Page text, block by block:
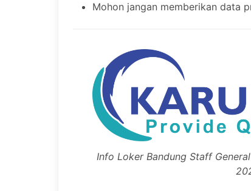
Mohon jangan memberikan data
Info Loker Bandung Staff